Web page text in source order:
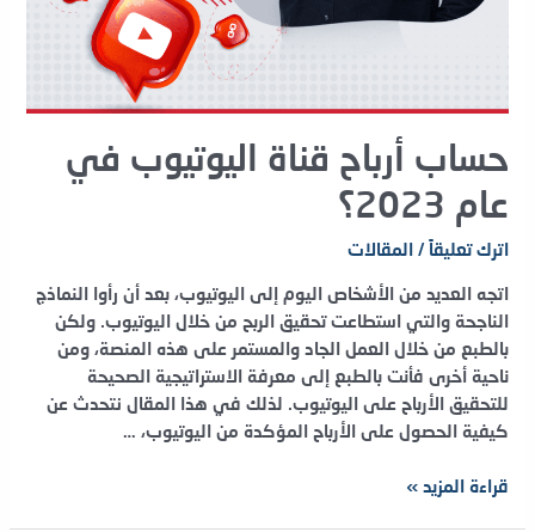
حساب أرباح قناة اليوتيوب في
عام 2023؟
اترك تعليقاً / المقالات
اتجه العديد من الأشخاص اليوم إلى اليوتيوب، بعد أن رأوا النماذج
الناجحة والتي استطاعت تحقيق الربح من خلال اليوتيوب. ولكن
بالطبع من خلال العمل الجاد والمستمر على هذه المنصة، ومن
ناحية أخرى فأنت بالطبع إلى معرفة الاستراتيجية الصحيحة
للتحقيق الأرباح على اليوتيوب. لذلك في هذا المقال نتحدث عن
كيفية الحصول على الأرباح المؤكدة من اليوتيوب، …
حساب
قراءة المزيد »